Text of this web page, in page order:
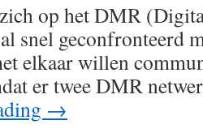
op het DMR
snel geconfronteerd
elkaar willen
er twee DMR
→